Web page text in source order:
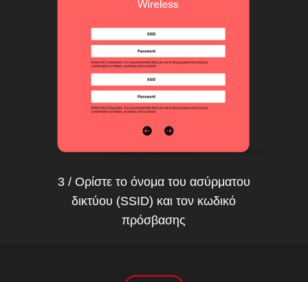
3 / Ορίστε το όνομα του ασύρματου
δικτύου (SSID) και τον κωδικό
πρόσβασης